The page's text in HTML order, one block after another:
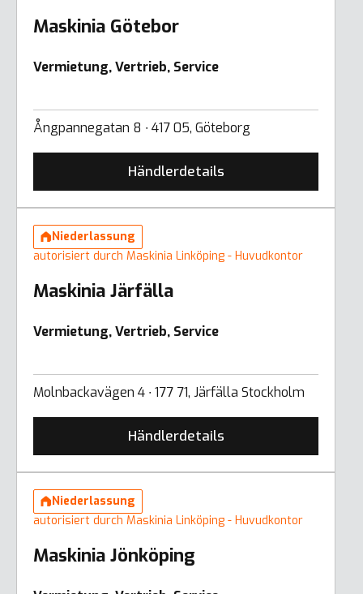
Maskinia Götebor
Vermietung, Vertrieb, Service
Ångpannegatan 8 ∙ 417 05, Göteborg
Händlerdetails
Niederlassung
autorisiert durch Maskinia Linköping - Huvudkontor
Maskinia Järfälla
Vermietung, Vertrieb, Service
Molnbackavägen 4 ∙ 177 71, Järfälla Stockholm
Händlerdetails
Niederlassung
autorisiert durch Maskinia Linköping - Huvudkontor
Maskinia Jönköping